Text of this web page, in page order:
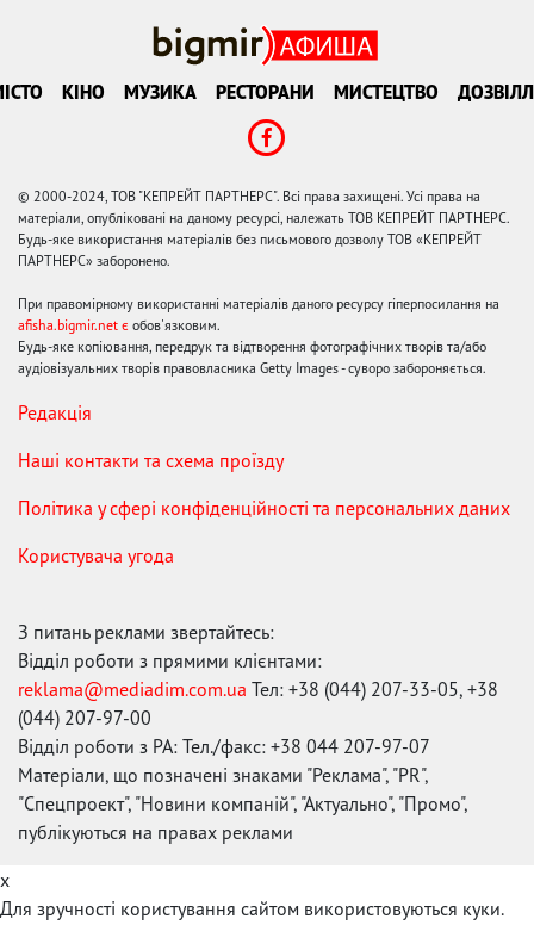
КІНО МУЗИКА РЕСТОРАНИ МИСТЕЦТВО
© 2000-2024, ТОВ "КЕПРЕЙТ ПАРТНЕРС". Всі права захищені. Усі права на
матеріали, опубліковані на даному ресурсі, належать ТОВ КЕПРЕЙТ ПАРТНЕРС.
Будь-яке використання матеріалів без письмового дозволу ТОВ «КЕПРЕЙТ
ПАРТНЕРС» заборонено.
При правомірному використанні матеріалів даного ресурсу гіперпосилання на
afisha.bigmir.net є обов'язковим.
Будь-яке копіювання, передрук та відтворення фотографічних творів та/або
аудіовізуальних творів правовласника Getty Images - суворо забороняється.
Редакція
Наші контакти та схема проїзду
Політика у сфері конфіденційності та персональних даних
Користувача угода
З питань реклами звертайтесь:
Відділ роботи з прямими клієнтами:
reklama@mediadim.com.ua Тел: +38 (044) 207-33-05, +38
(044) 207-97-00
Відділ роботи з РА: Тел./факс: +38 044 207-97-07
Матеріали, що позначені знаками "Реклама", "PR",
"Спецпроект", "Новини компаній", "Актуально", "Промо",
публікуються на правах реклами
x
Для зручності користування сайтом використовуються куки.